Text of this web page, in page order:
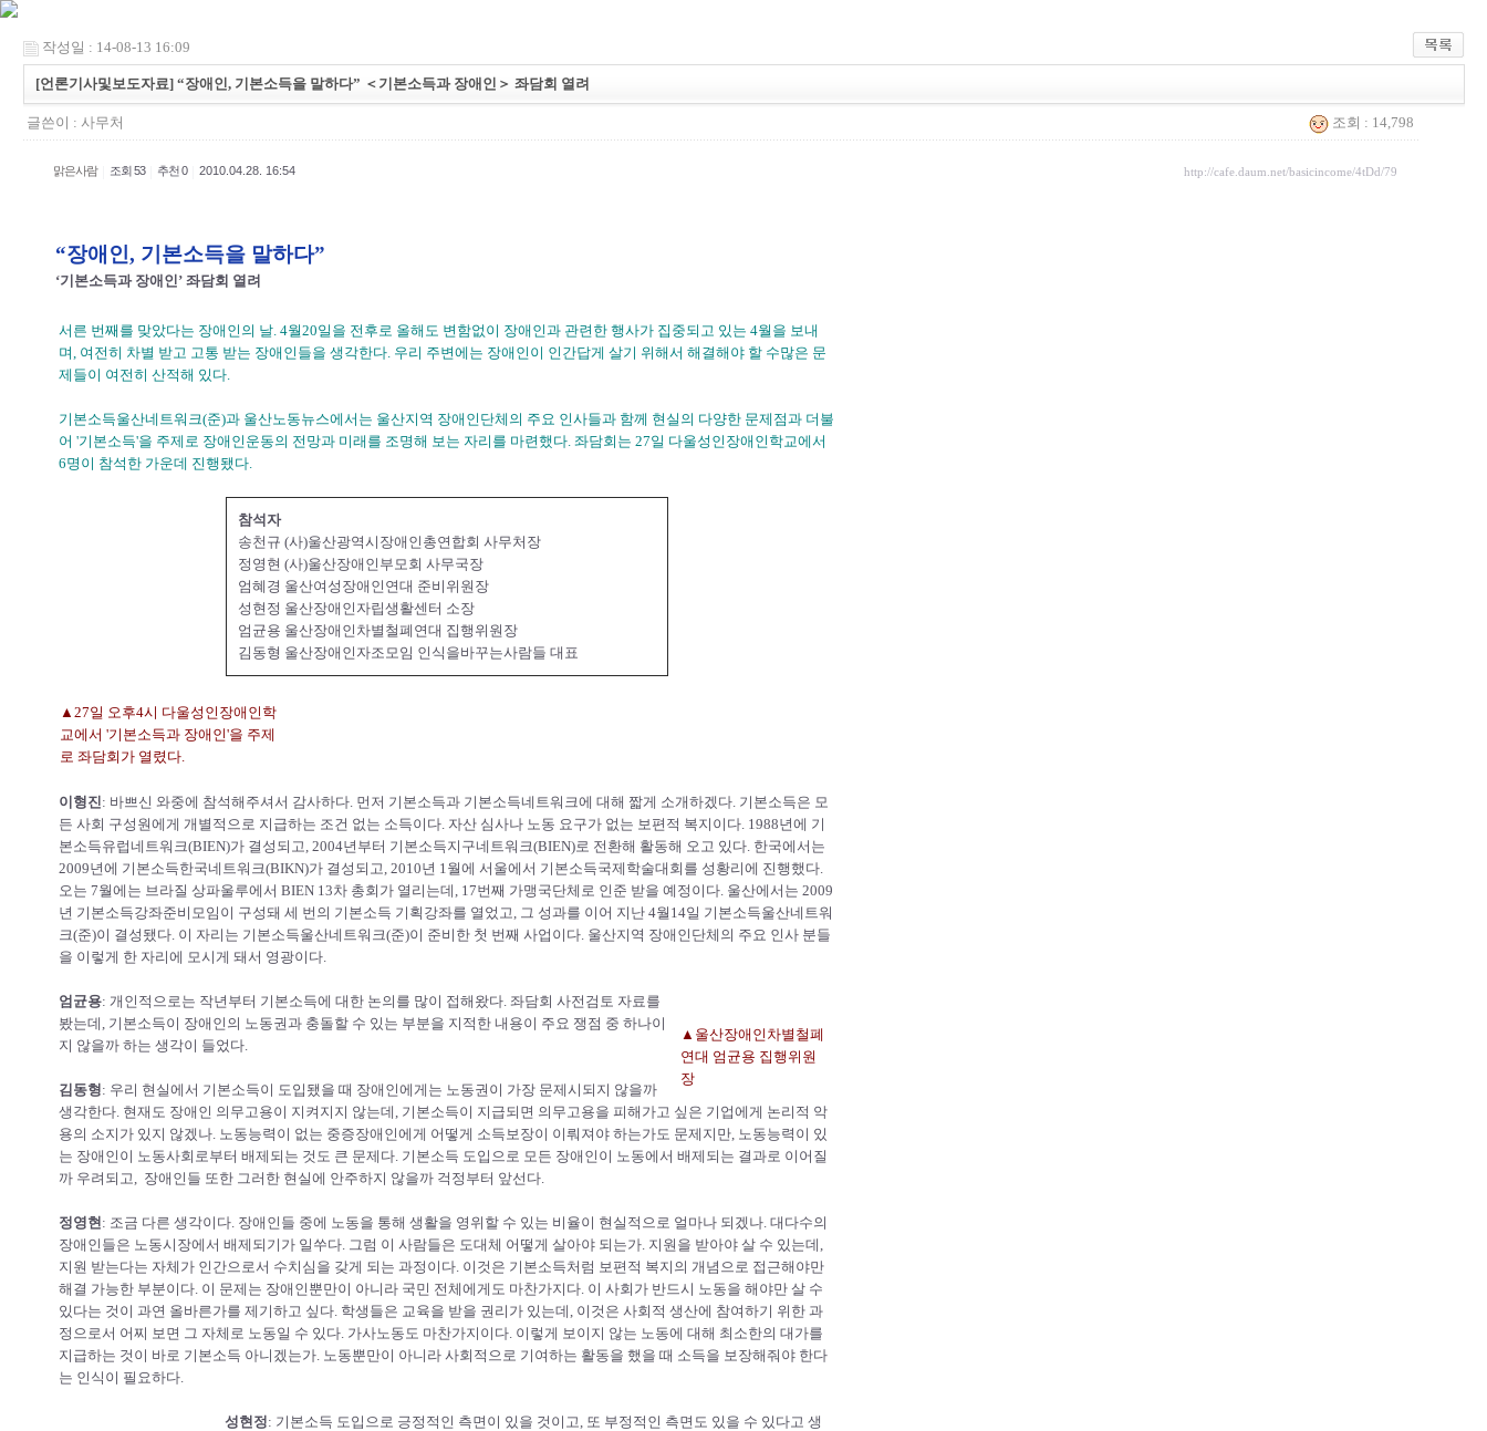
작성일 : 14-08-13 16:09
[언론기사및보도자료] “장애인, 기본소득을 말하다” ＜기본소득과 장애인＞ 좌담회 열려
글쓴이 : 사무처 조회 : 14,798
맑은사람 조회 53 추천 0 2010.04.28. 16:54 http://cafe.daum.net/basicincome/4tDd/79
“장애인, 기본소득을 말하다”
‘기본소득과 장애인’ 좌담회 열려
서른 번째를 맞았다는 장애인의 날. 4월20일을 전후로 올해도 변함없이 장애인과 관련한 행사가 집중되고 있는 4월을 보내
며, 여전히 차별 받고 고통 받는 장애인들을 생각한다. 우리 주변에는 장애인이 인간답게 살기 위해서 해결해야 할 수많은 문
제들이 여전히 산적해 있다.
기본소득울산네트워크(준)과 울산노동뉴스에서는 울산지역 장애인단체의 주요 인사들과 함께 현실의 다양한 문제점과 더불
어 '기본소득'을 주제로 장애인운동의 전망과 미래를 조명해 보는 자리를 마련했다. 좌담회는 27일 다울성인장애인학교에서
6명이 참석한 가운데 진행됐다.
참석자
송천규 (사)울산광역시장애인총연합회 사무처장
정영현 (사)울산장애인부모회 사무국장
엄혜경 울산여성장애인연대 준비위원장
성현정 울산장애인자립생활센터 소장
엄균용 울산장애인차별철폐연대 집행위원장
김동형 울산장애인자조모임 인식을바꾸는사람들 대표
▲27일 오후4시 다울성인장애인학
교에서 '기본소득과 장애인'을 주제
로 좌담회가 열렸다.
이형진: 바쁘신 와중에 참석해주셔서 감사하다. 먼저 기본소득과 기본소득네트워크에 대해 짧게 소개하겠다. 기본소득은 모
든 사회 구성원에게 개별적으로 지급하는 조건 없는 소득이다. 자산 심사나 노동 요구가 없는 보편적 복지이다. 1988년에 기
본소득유럽네트워크(BIEN)가 결성되고, 2004년부터 기본소득지구네트워크(BIEN)로 전환해 활동해 오고 있다. 한국에서는
2009년에 기본소득한국네트워크(BIKN)가 결성되고, 2010년 1월에 서울에서 기본소득국제학술대회를 성황리에 진행했다.
오는 7월에는 브라질 상파울루에서 BIEN 13차 총회가 열리는데, 17번째 가맹국단체로 인준 받을 예정이다. 울산에서는 2009
년 기본소득강좌준비모임이 구성돼 세 번의 기본소득 기획강좌를 열었고, 그 성과를 이어 지난 4월14일 기본소득울산네트워
크(준)이 결성됐다. 이 자리는 기본소득울산네트워크(준)이 준비한 첫 번째 사업이다. 울산지역 장애인단체의 주요 인사 분들
을 이렇게 한 자리에 모시게 돼서 영광이다.
▲울산장애인차별철폐
연대 엄균용 집행위원
장
엄균용: 개인적으로는 작년부터 기본소득에 대한 논의를 많이 접해왔다. 좌담회 사전검토 자료를
봤는데, 기본소득이 장애인의 노동권과 충돌할 수 있는 부분을 지적한 내용이 주요 쟁점 중 하나이
지 않을까 하는 생각이 들었다.
김동형: 우리 현실에서 기본소득이 도입됐을 때 장애인에게는 노동권이 가장 문제시되지 않을까
생각한다. 현재도 장애인 의무고용이 지켜지지 않는데, 기본소득이 지급되면 의무고용을 피해가고 싶은 기업에게 논리적 악
용의 소지가 있지 않겠나. 노동능력이 없는 중증장애인에게 어떻게 소득보장이 이뤄져야 하는가도 문제지만, 노동능력이 있
는 장애인이 노동사회로부터 배제되는 것도 큰 문제다. 기본소득 도입으로 모든 장애인이 노동에서 배제되는 결과로 이어질
까 우려되고, 장애인들 또한 그러한 현실에 안주하지 않을까 걱정부터 앞선다.
정영현: 조금 다른 생각이다. 장애인들 중에 노동을 통해 생활을 영위할 수 있는 비율이 현실적으로 얼마나 되겠나. 대다수의
장애인들은 노동시장에서 배제되기가 일쑤다. 그럼 이 사람들은 도대체 어떻게 살아야 되는가. 지원을 받아야 살 수 있는데,
지원 받는다는 자체가 인간으로서 수치심을 갖게 되는 과정이다. 이것은 기본소득처럼 보편적 복지의 개념으로 접근해야만
해결 가능한 부분이다. 이 문제는 장애인뿐만이 아니라 국민 전체에게도 마찬가지다. 이 사회가 반드시 노동을 해야만 살 수
있다는 것이 과연 올바른가를 제기하고 싶다. 학생들은 교육을 받을 권리가 있는데, 이것은 사회적 생산에 참여하기 위한 과
정으로서 어찌 보면 그 자체로 노동일 수 있다. 가사노동도 마찬가지이다. 이렇게 보이지 않는 노동에 대해 최소한의 대가를
지급하는 것이 바로 기본소득 아니겠는가. 노동뿐만이 아니라 사회적으로 기여하는 활동을 했을 때 소득을 보장해줘야 한다
는 인식이 필요하다.
성현정: 기본소득 도입으로 긍정적인 측면이 있을 것이고, 또 부정적인 측면도 있을 수 있다고 생